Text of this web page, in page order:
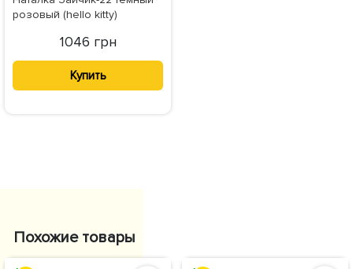
розовый (hello kitty)
1046 грн
Купить
Похожие товары